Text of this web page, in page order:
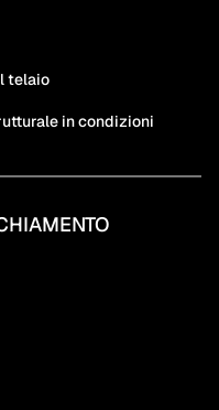
telaio
in condizioni